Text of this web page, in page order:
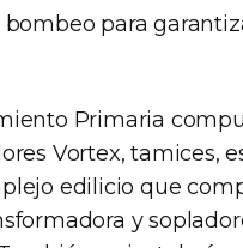
bombeo para
Primaria
Vortex, tamices,
edilicio que
y